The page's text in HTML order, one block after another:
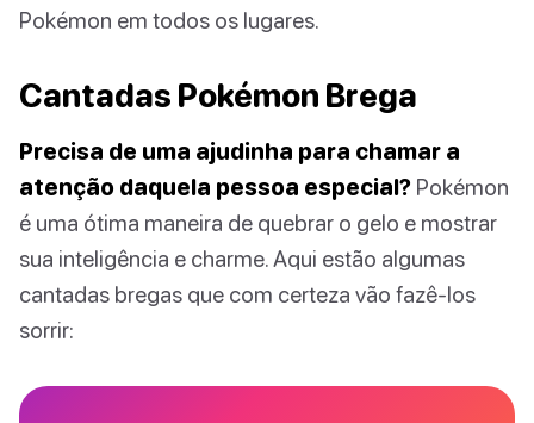
Pokémon em todos os lugares.
Cantadas Pokémon Brega
Precisa de uma ajudinha para chamar a
atenção daquela pessoa especial? Pokémon
é uma ótima maneira de quebrar o gelo e mostrar
sua inteligência e charme. Aqui estão algumas
cantadas bregas que com certeza vão fazê-los
sorrir: